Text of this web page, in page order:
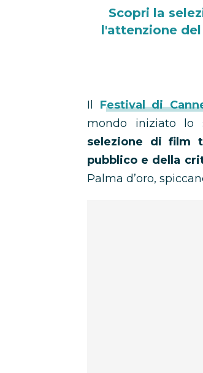
Scopri la
l'attenzione
Il Festival di
mondo iniziato lo
selezione di film
pubblico e della
Palma d’oro,